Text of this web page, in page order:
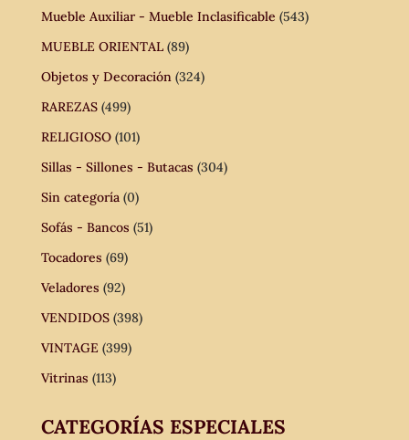
Mueble Auxiliar - Mueble Inclasificable (543)
MUEBLE ORIENTAL (89)
Objetos y Decoración (324)
RAREZAS (499)
RELIGIOSO (101)
Sillas - Sillones - Butacas (304)
Sin categoría (0)
Sofás - Bancos (51)
Tocadores (69)
Veladores (92)
VENDIDOS (398)
VINTAGE (399)
Vitrinas (113)
CATEGORÍAS ESPECIALES